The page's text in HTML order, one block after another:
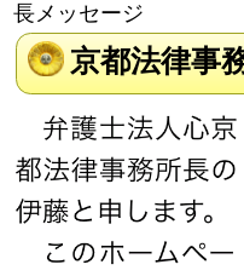
長メッセージ
京都法律事